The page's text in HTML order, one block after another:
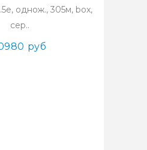
однож., 305м, box,
сер..
руб